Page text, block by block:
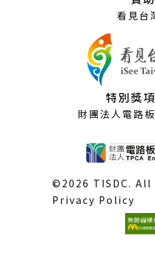
看見台
特別獎
財團法人電路
©2026 TISDC.
Privacy Policy